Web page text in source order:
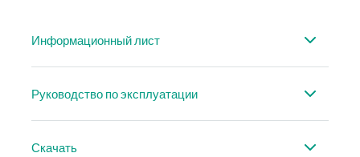
Информационный лист
Руководство по эксплуатации
Скачать